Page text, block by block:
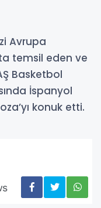
Avrupa
temsil eden ve
Basketbol
İspanyol
konuk etti.